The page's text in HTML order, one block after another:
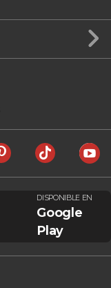
DISPONIBLE EN
Google
Play